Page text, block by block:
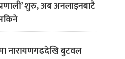
शुरु, अब अनलाइनबाटै
नारायणगढदेखि बुटवल